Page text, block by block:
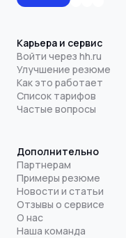
Карьера и сервис
Войти через hh.ru
Улучшение резюме
Как это работает
Список тарифов
Частые вопросы
Дополнительно
Партнерам
Примеры резюме
Новости и статьи
Отзывы о сервисе
О нас
Наша команда